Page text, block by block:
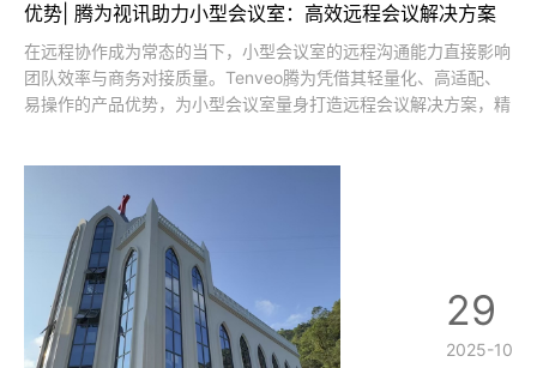
优势| 腾为视讯助力小型会议室：高效远程会议解决方案
在远程协作成为常态的当下，小型会议室的远程沟通能力直接影响
团队效率与商务对接质量。Tenveo腾为凭借其轻量化、高适配、
易操作的产品优势，为小型会议室量身打造远程会议解决方案，精
29
2025-10